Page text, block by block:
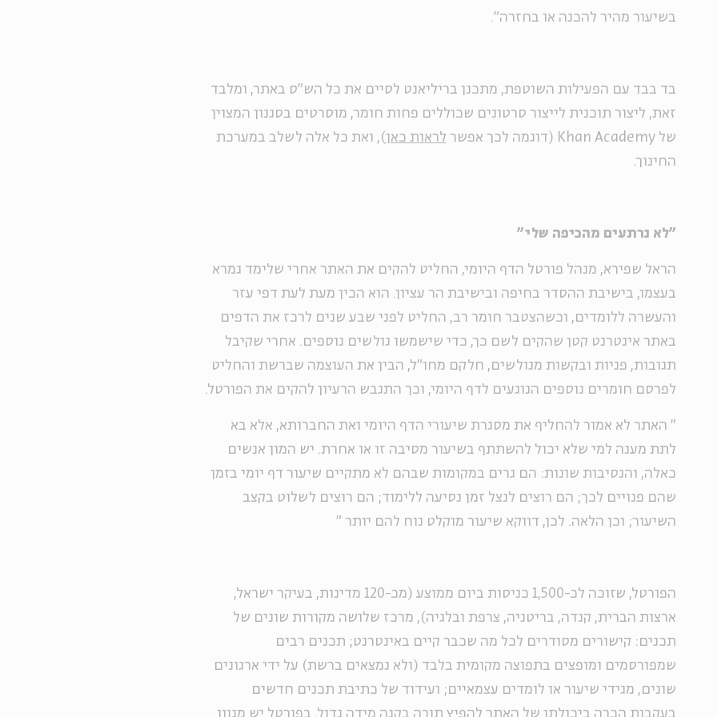
בשיעור מהיר להכנה או בחזרה".
בד בבד עם הפעילות השוטפת, מתכנן בריליאנט לסיים את כל הש"ס באתר, ומלבד
זאת, ליצור תוכנית לייצור סרטונים שכוללים פחות חומר, מוסרטים בסגנון המצוין
של Khan Academy (דוגמה לכך אפשר
לראות כאן), ואת כל אלה לשלב במערכת
החינוך.
"לא נרתעים מהכיפה שלי"
הראל שפירא, מנהל פורטל הדף היומי, החליט להקים את האתר אחרי שלימד גמרא
בעצמו, בישיבת ההסדר בחיפה ובישיבת הר עציון. הוא הכין מעת לעת דפי עזר
והעשרה ללומדים, וכשהצטבר חומר רב, החליט לפני שבע שנים לרכז את הדפים
באתר אינטרנט קטן שהקים לשם כך, כדי שישמשו גולשים נוספים. אחרי שקיבל
תגובות, פניות ובקשות מגולשים, חלקם מחו"ל, הבין את העוצמה שברשת והחליט
לפרסם חומרים נוספים הנוגעים לדף היומי, וכך התגבש הרעיון להקים את הפורטל.
" האתר לא אמור להחליף את מסגרת שיעורי הדף היומי ואת החברותא, אלא בא
לתת מענה למי שלא יכול להשתתף בשיעור מסיבה זו או אחרת. יש המון אנשים
כאלה, והנסיבות שונות: הם גרים במקומות שבהם לא מתקיים שיעור דף יומי בזמן
שהם פנויים לכך; הם רוצים לנצל זמן נסיעה ללימוד; הם רוצים לשלוט בקצב
השיעור; וכן הלאה. לכן, דווקא שיעור מוקלט נוח להם יותר "
הפורטל, שזוכה לכ-1,500 כניסות ביום ממוצע (מכ-120 מדינות, בעיקר ישראל,
ארצות הברית, קנדה, בריטניה, צרפת ובלגיה), מרכז שלושה מקורות שונים של
תכנים: קישורים מסודרים לכל מה שכבר קיים באינטרנט; תכנים רבים
שמפורסמים ומופצים בתפוצה מקומית בלבד (ולא נמצאים ברשת) על ידי ארגונים
שונים, מגידי שיעור או לומדים עצמאיים; ועידוד של כתיבת תכנים חדשים
בעקבות הכרה ביכולתו של האתר להפיץ תורה בקנה מידה גדול. בפורטל יש מגוון